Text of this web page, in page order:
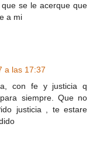
se le acerque que
a mi
a las 17:37
con fe y justicia q
siempre. Que no
justicia , te estare